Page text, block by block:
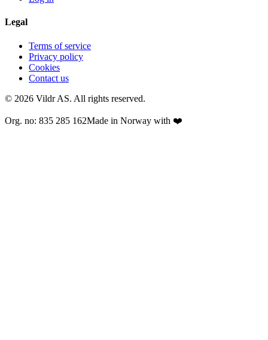
Legal
Terms of service
Privacy policy
Cookies
Contact us
© 2026 Vildr AS. All rights reserved.
Org. no: 835 285 162Made in Norway with ❤️